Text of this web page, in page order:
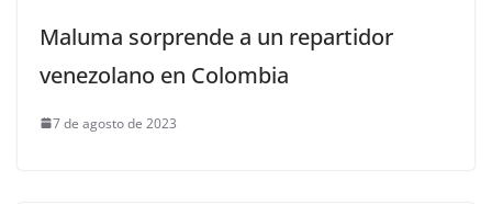
Maluma sorprende a un repartidor
venezolano en Colombia
7 de agosto de 2023